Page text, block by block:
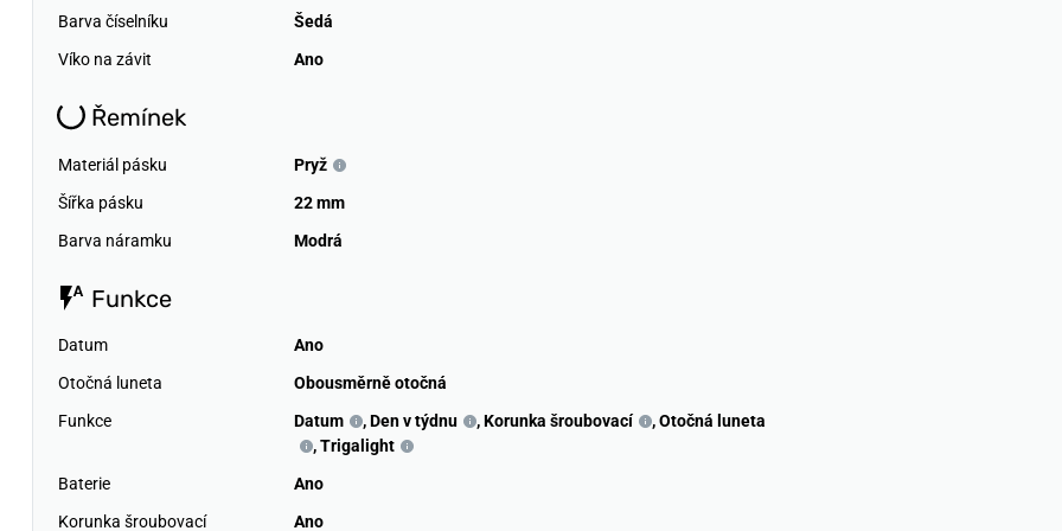
Barva číselníku
Šedá
Víko na závit
Ano
Řemínek
Materiál pásku
Pryž
Šířka pásku
22 mm
Barva náramku
Modrá
Funkce
Datum
Ano
Otočná luneta
Obousměrně otočná
Funkce
Datum ,Den v týdnu ,Korunka šroubovací ,Otočná luneta
,Trigalight
Baterie
Ano
Korunka šroubovací
Ano